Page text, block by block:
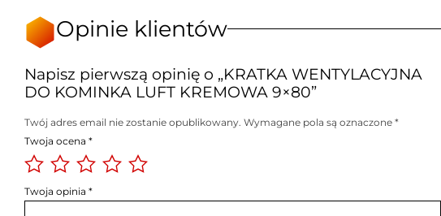
Opinie klientów
Napisz pierwszą opinię o „KRATKA WENTYLACYJNA
DO KOMINKA LUFT KREMOWA 9×80”
Twój adres email nie zostanie opublikowany. Wymagane pola są oznaczone *
Twoja ocena *
Twoja opinia *